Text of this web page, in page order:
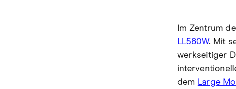
Im Zentrum
LL580W. Mit
werkseitiger
dem Large